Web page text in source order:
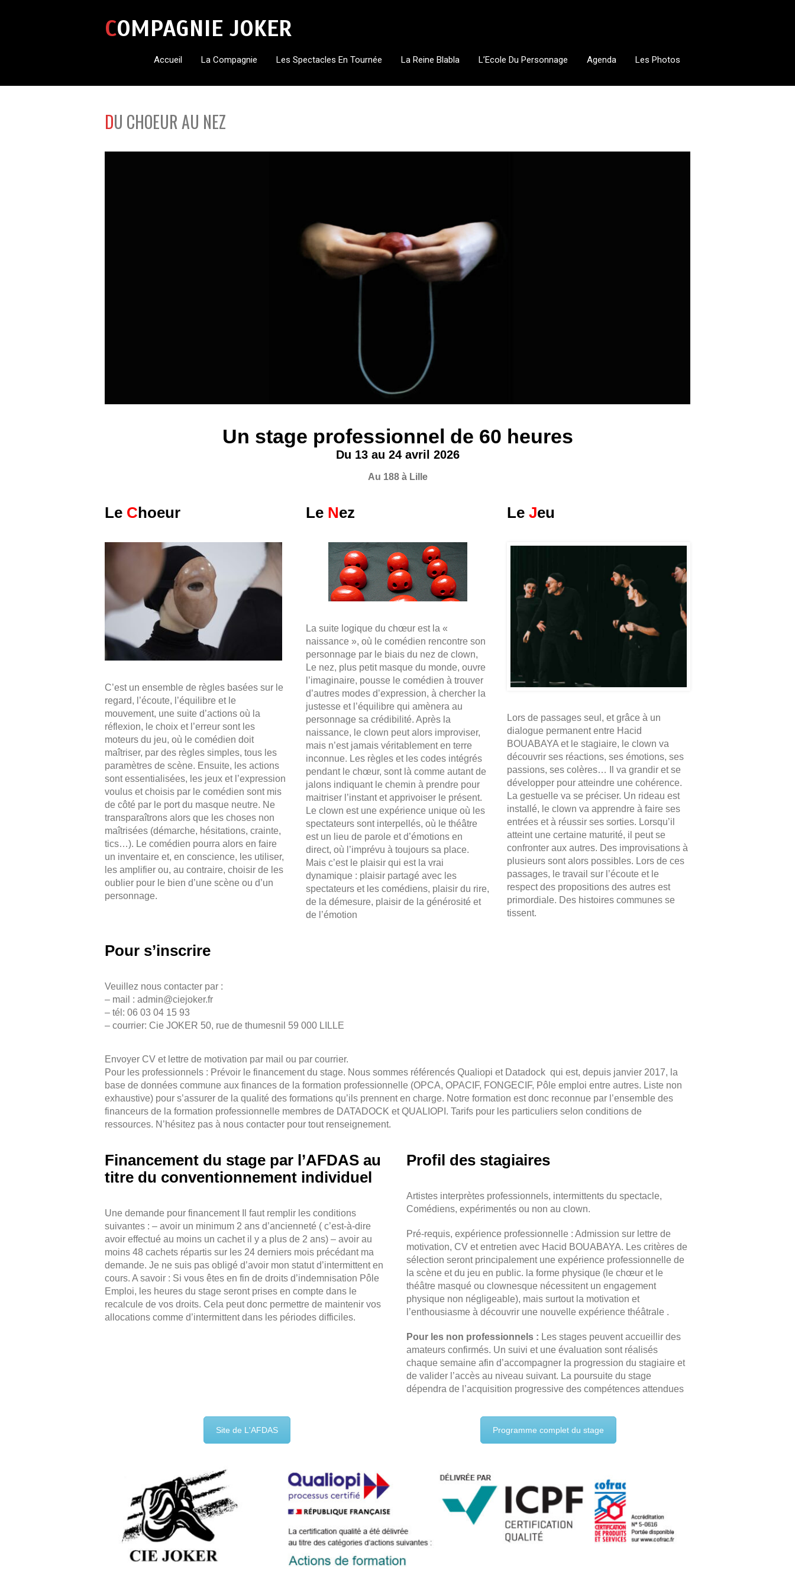
COMPAGNIE JOKER
Accueil La Compagnie Les Spectacles En Tournée La Reine Blabla L’Ecole Du Personnage Agenda Les Photos
DU CHOEUR AU NEZ
Un stage professionnel de 60 heures
Du 13 au 24 avril 2026
Au 188 à Lille
Le C hoeur
C’est un ensemble de règles basées sur le
regard, l’écoute, l’équilibre et le
mouvement, une suite d’actions où la
réflexion, le choix et l’erreur sont les
moteurs du jeu, où le comédien doit
maîtriser, par des règles simples, tous les
paramètres de scène. Ensuite, les actions
sont essentialisées, les jeux et l’expression
voulus et choisis par le comédien sont mis
de côté par le port du masque neutre. Ne
transparaîtrons alors que les choses non
maîtrisées (démarche, hésitations, crainte,
tics…). Le comédien pourra alors en faire
un inventaire et, en conscience, les utiliser,
les amplifier ou, au contraire, choisir de les
oublier pour le bien d’une scène ou d’un
personnage.
Le Nez
La suite logique du chœur est la «
naissance », où le comédien rencontre son
personnage par le biais du nez de clown,
Le nez, plus petit masque du monde, ouvre
l’imaginaire, pousse le comédien à trouver
d’autres modes d’expression, à chercher la
justesse et l’équilibre qui amènera au
personnage sa crédibilité. Après la
naissance, le clown peut alors improviser,
mais n’est jamais véritablement en terre
inconnue. Les règles et les codes intégrés
pendant le chœur, sont là comme autant de
jalons indiquant le chemin à prendre pour
maitriser l’instant et apprivoiser le présent.
Le clown est une expérience unique où les
spectateurs sont interpellés, où le théâtre
est un lieu de parole et d’émotions en
direct, où l’imprévu à toujours sa place.
Mais c’est le plaisir qui est la vrai
dynamique : plaisir partagé avec les
spectateurs et les comédiens, plaisir du rire,
de la démesure, plaisir de la générosité et
de l’émotion
Le Jeu
Lors de passages seul, et grâce à un
dialogue permanent entre Hacid
BOUABAYA et le stagiaire, le clown va
découvrir ses réactions, ses émotions, ses
passions, ses colères… Il va grandir et se
développer pour atteindre une cohérence.
La gestuelle va se préciser. Un rideau est
installé, le clown va apprendre à faire ses
entrées et à réussir ses sorties. Lorsqu’il
atteint une certaine maturité, il peut se
confronter aux autres. Des improvisations à
plusieurs sont alors possibles. Lors de ces
passages, le travail sur l’écoute et le
respect des propositions des autres est
primordiale. Des histoires communes se
tissent.
Pour s’inscrire
Veuillez nous contacter par :
– mail : admin@ciejoker.fr
– tél: 06 03 04 15 93
– courrier: Cie JOKER 50, rue de thumesnil 59 000 LILLE
Envoyer CV et lettre de motivation par mail ou par courrier.
Pour les professionnels : Prévoir le financement du stage. Nous sommes référencés Qualiopi et Datadock qui est, depuis janvier 2017, la
base de données commune aux finances de la formation professionnelle (OPCA, OPACIF, FONGECIF, Pôle emploi entre autres. Liste non
exhaustive) pour s’assurer de la qualité des formations qu’ils prennent en charge. Notre formation est donc reconnue par l’ensemble des
financeurs de la formation professionnelle membres de DATADOCK et QUALIOPI. Tarifs pour les particuliers selon conditions de
ressources. N’hésitez pas à nous contacter pour tout renseignement.
Financement du stage par l’AFDAS au
titre du conventionnement individuel
Une demande pour financement Il faut remplir les conditions
suivantes : – avoir un minimum 2 ans d’ancienneté ( c’est-à-dire
avoir effectué au moins un cachet il y a plus de 2 ans) – avoir au
moins 48 cachets répartis sur les 24 derniers mois précédant ma
demande. Je ne suis pas obligé d’avoir mon statut d’intermittent en
cours. A savoir : Si vous êtes en fin de droits d’indemnisation Pôle
Emploi, les heures du stage seront prises en compte dans le
recalcule de vos droits. Cela peut donc permettre de maintenir vos
allocations comme d’intermittent dans les périodes difficiles.
Profil des stagiaires
Artistes interprètes professionnels, intermittents du spectacle,
Comédiens, expérimentés ou non au clown.
Pré-requis, expérience professionnelle : Admission sur lettre de
motivation, CV et entretien avec Hacid BOUABAYA. Les critères de
sélection seront principalement une expérience professionnelle de
la scène et du jeu en public. la forme physique (le chœur et le
théâtre masqué ou clownesque nécessitent un engagement
physique non négligeable), mais surtout la motivation et
l’enthousiasme à découvrir une nouvelle expérience théâtrale .
Pour les non professionnels : Les stages peuvent accueillir des
amateurs confirmés. Un suivi et une évaluation sont réalisés
chaque semaine afin d’accompagner la progression du stagiaire et
de valider l’accès au niveau suivant. La poursuite du stage
dépendra de l’acquisition progressive des compétences attendues
Site de L'AFDAS Programme complet du stage